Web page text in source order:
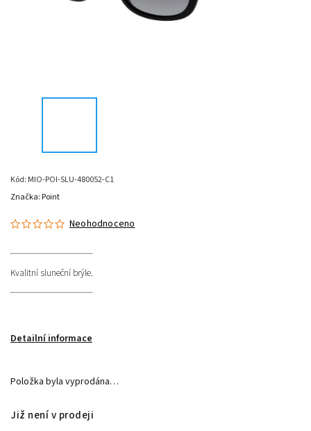
Kód: MIO-POI-SLU-480052-C1
Neohodnoceno
Kvalitní sluneční brýle.
Detailní informace
Značka: Point
Položka byla vyprodána…
Již není v prodeji